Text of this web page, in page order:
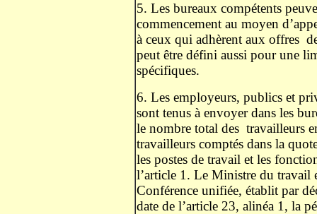
5. Les bureaux compétents
commencement au moyen
à ceux qui adhèrent aux offres
peut être défini aussi pour une
spécifiques.
6. Les employeurs, publics et
sont tenus à envoyer dans les
le nombre total des travailleurs
travailleurs comptés dans la
les postes de travail et les
l’article 1. Le Ministre du travail
Conférence unifiée, établit par
date de l’article 23, alinéa 1, la